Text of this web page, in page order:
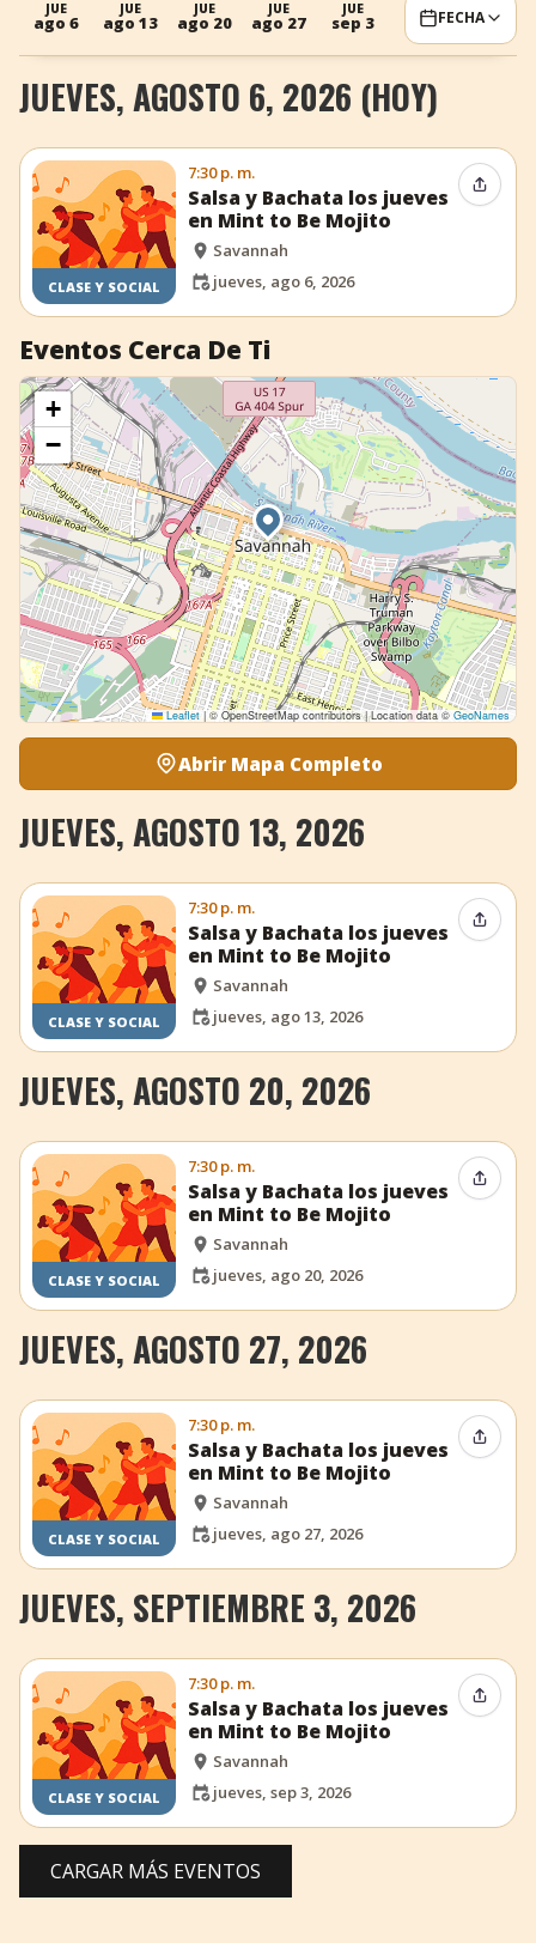
+ Añadir evento
JUE
ago 6
JUE
ago 13
JUE
ago 20
JUE
ago 27
JUE
sep 3 FECHA
JUEVES, AGOSTO 6, 2026 (HOY)
CLASE Y SOCIAL
7:30 p. m.
Salsa y Bachata los jueves
en Mint to Be Mojito
Savannah
jueves, ago 6, 2026
Eventos Cerca De Ti
+
−
Leaflet |© OpenStreetMap contributors | Location data ©GeoNames
Abrir Mapa Completo
JUEVES, AGOSTO 13, 2026
CLASE Y SOCIAL
7:30 p. m.
Salsa y Bachata los jueves
en Mint to Be Mojito
Savannah
jueves, ago 13, 2026
JUEVES, AGOSTO 20, 2026
CLASE Y SOCIAL
7:30 p. m.
Salsa y Bachata los jueves
en Mint to Be Mojito
Savannah
jueves, ago 20, 2026
JUEVES, AGOSTO 27, 2026
CLASE Y SOCIAL
7:30 p. m.
Salsa y Bachata los jueves
en Mint to Be Mojito
Savannah
jueves, ago 27, 2026
JUEVES, SEPTIEMBRE 3, 2026
CLASE Y SOCIAL
7:30 p. m.
Salsa y Bachata los jueves
en Mint to Be Mojito
Savannah
jueves, sep 3, 2026
CARGAR MÁS EVENTOS